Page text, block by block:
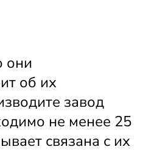
они
об их
завод
не менее 25
связана с их